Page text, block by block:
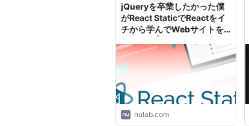
jQueryを卒業したかった僕
がReact StaticでReactをイ
チから学んでWebサイトを
(Nulab inc.)
nulab.com